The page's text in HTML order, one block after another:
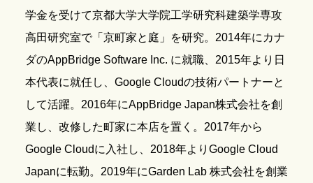
学金を受けて京都大学大学院工学研究科建築学専攻
高田研究室で「京町家と庭」を研究。2014年にカナ
ダのAppBridge Software Inc. に就職、2015年より日
本代表に就任し、Google Cloudの技術パートナーと
して活躍。2016年にAppBridge Japan株式会社を創
業し、改修した町家に本店を置く。2017年から
Google Cloudに入社し、2018年よりGoogle Cloud
Japanに転勤。2019年にGarden Lab 株式会社を創業